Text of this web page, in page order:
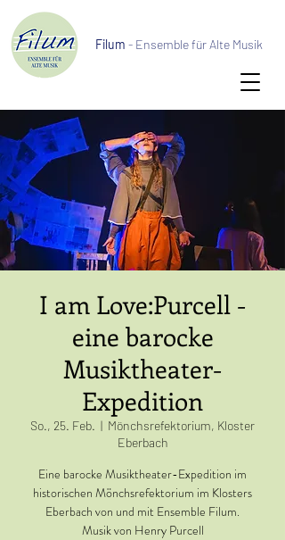
Filum - Ensemble für Alte Musik
I am Love:Purcell -
eine barocke
Musiktheater-
Expedition
So., 25. Feb.
  |
Mönchsrefektorium, Kloster
Eberbach
Eine barocke Musiktheater-Expedition im
historischen Mönchsrefektorium im Klosters
Eberbach von und mit Ensemble Filum.
Musik von Henry Purcell